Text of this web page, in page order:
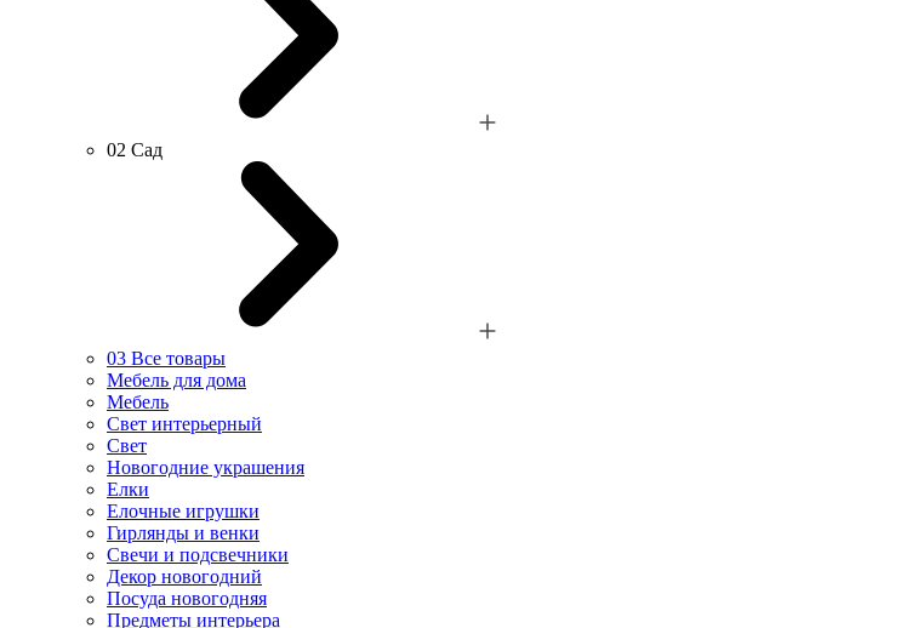
02 Сад
03 Все товары
Мебель для дома
Мебель
Свет интерьерный
Свет
Новогодние украшения
Елки
Елочные игрушки
Гирлянды и венки
Свечи и подсвечники
Декор новогодний
Посуда новогодняя
Предметы интерьера